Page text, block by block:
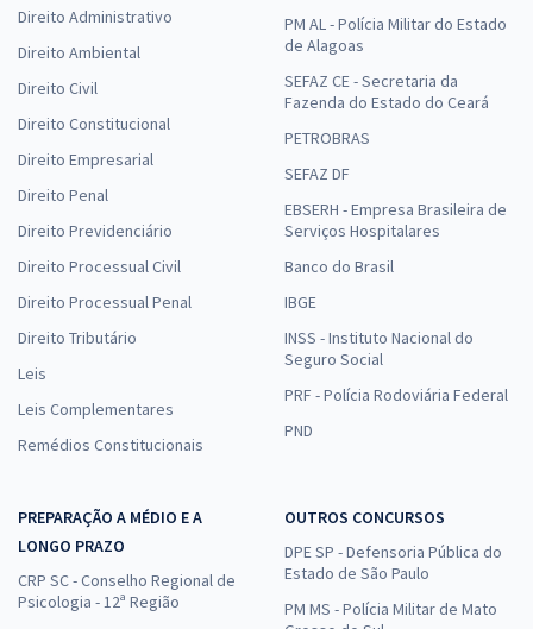
Direito Administrativo
Direito Ambiental
Direito Civil
Direito Constitucional
Direito Empresarial
Direito Penal
Direito Previdenciário
Direito Processual Civil
Direito Processual Penal
Direito Tributário
Leis
Leis Complementares
Remédios Constitucionais
PM AL - Polícia Militar do Estado
de Alagoas
SEFAZ CE - Secretaria da
Fazenda do Estado do Ceará
PETROBRAS
SEFAZ DF
EBSERH - Empresa Brasileira de
Serviços Hospitalares
Banco do Brasil
IBGE
INSS - Instituto Nacional do
Seguro Social
PRF - Polícia Rodoviária Federal
PND
PREPARAÇÃO A MÉDIO E A
LONGO PRAZO
CRP SC - Conselho Regional de
Psicologia - 12ª Região
OUTROS CONCURSOS
DPE SP - Defensoria Pública do
Estado de São Paulo
PM MS - Polícia Militar de Mato